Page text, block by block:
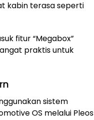
kabin terasa seperti
fitur “Megabox”
praktis untuk
sistem
OS melalui Pleos